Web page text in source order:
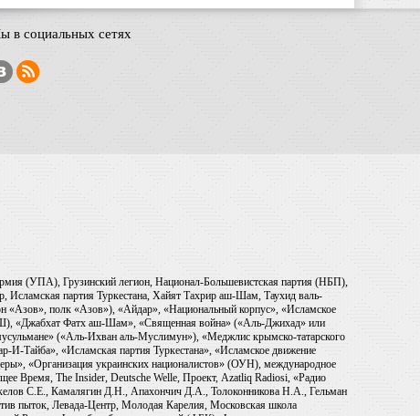
в социальных сетях
(УПА), Грузинский легион, Национал-Большевистская партия (НБП),
партия Туркестана, Хайят Тахрир аш-Шам, Таухид валь-
«Азов», полк «Азов»), «Айдар», «Национальный корпус», «Исламское
«Джабхат Фатх аш-Шам», «Священная война» («Аль-Джихад» или
(«Аль-Ихван аль-Муслимун»), «Меджлис крымско-татарского
Тайба», «Исламская партия Туркестана», «Исламское движение
«Организация украинских националистов» (ОУН), международное
Время, The Insider, Deutsche Welle, Проект, Azatliq Radiosi, «Радио
С.Е., Камалягин Д.Н., Апахончич Д.А., Толоконникова Н.А., Гельман
пыток, Левада-Центр, Молодая Карелия, Московская школа